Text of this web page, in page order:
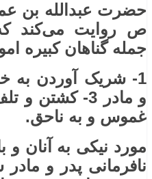
حضرت عبدالله بن
ص روایت می‌کند
جمله گناهان کبیره
غموس و به ناحق.
مورد نیکی به آنان و
نافرمانی پدر و